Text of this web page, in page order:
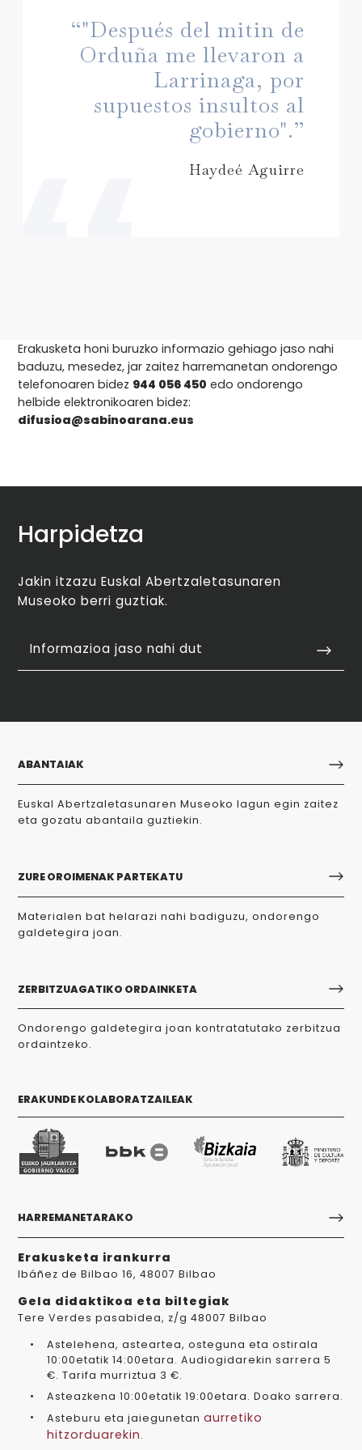
“"Después del mitin de
Orduña me llevaron a
Larrinaga, por
supuestos insultos al
gobierno".”
Haydeé Aguirre
Erakusketa honi buruzko informazio gehiago jaso nahi
baduzu, mesedez, jar zaitez harremanetan ondorengo
telefonoaren bidez 944 056 450 edo ondorengo
helbide elektronikoaren bidez:
difusioa@sabinoarana.eus
Harpidetza
Jakin itzazu Euskal Abertzaletasunaren
Museoko berri guztiak.
Informazioa jaso nahi dut
ABANTAIAK
Euskal Abertzaletasunaren Museoko lagun egin zaitez
eta gozatu abantaila guztiekin.
ZURE OROIMENAK PARTEKATU
Materialen bat helarazi nahi badiguzu, ondorengo
galdetegira joan.
ZERBITZUAGATIKO ORDAINKETA
Ondorengo galdetegira joan kontratatutako zerbitzua
ordaintzeko.
ERAKUNDE KOLABORATZAILEAK
HARREMANETARAKO
Erakusketa irankurra
Ibáñez de Bilbao 16, 48007 Bilbao
Gela didaktikoa eta biltegiak
Tere Verdes pasabidea, z/g 48007 Bilbao
Astelehena, asteartea, osteguna eta ostirala
10:00etatik 14:00etara. Audiogidarekin sarrera 5
€. Tarifa murriztua 3 €.
Asteazkena 10:00etatik 19:00etara. Doako sarrera.
Asteburu eta jaiegunetan aurretiko
hitzorduarekin.